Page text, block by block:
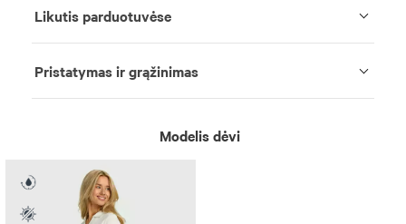
Likutis parduotuvėse
Pristatymas ir grąžinimas
Modelis dėvi